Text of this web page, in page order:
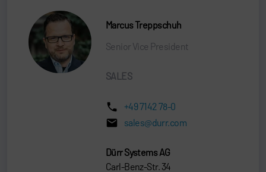
Marcus Treppschuh
Senior Vice President
SALES
+49 7142 78-0
sales@durr.com
Dürr Systems AG
Carl-Benz-Str. 34